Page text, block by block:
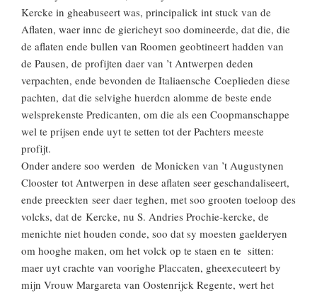
Kercke in gheabuseert was, principalick int stuck van de
Aflaten, waer innc de giericheyt soo domineerde, dat die, die
de aflaten ende bullen van Roomen geobtineert hadden van
de Pausen, de profijten daer van ’t Antwerpen deden
verpachten, ende bevonden de Italiaensche Coeplieden diese
pachten, dat die selvighe huerdcn alomme de beste ende
welsprekenste Predicanten, om die als een Coopmanschappe
wel te prijsen ende uyt te setten tot der Pachters meeste
profijt.
Onder andere soo werden de Monicken van ’t Augustynen
Clooster tot Antwerpen in dese aflaten seer geschandaliseert,
ende preeckten seer daer teghen, met soo grooten toeloop des
volcks, dat de Kercke, nu S. Andries Prochie-kercke, de
menichte niet houden conde, soo dat sy moesten gaelderyen
om hooghe maken, om het volck op te staen en te sitten:
maer uyt crachte van voorighe Placcaten, gheexecuteert by
mijn Vrouw Margareta van Oostenrijck Regente, wert het